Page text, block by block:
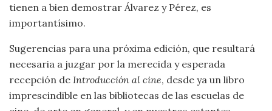
tienen a bien demostrar Álvarez y Pérez, es
importantísimo.
Sugerencias para una próxima edición, que resultará
necesaria a juzgar por la merecida y esperada
recepción de Introducción al cine, desde ya un libro
imprescindible en las bibliotecas de las escuelas de